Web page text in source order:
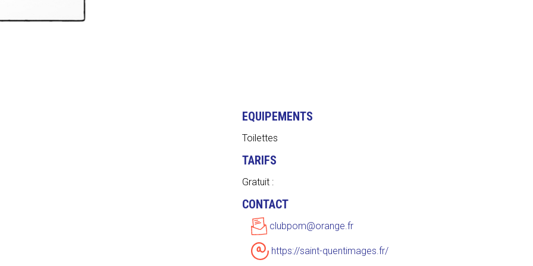
EQUIPEMENTS
Toilettes
TARIFS
Gratuit :
CONTACT
clubpom@orange.fr
https://saint-quentimages.fr/